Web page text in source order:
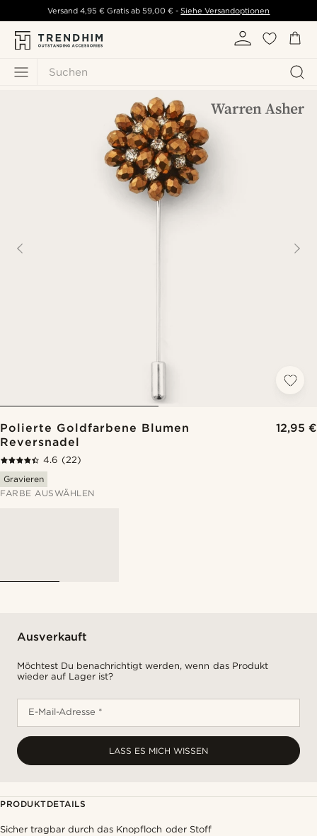
Suchen
Versand 4,95 € Gratis ab 59,00 € - Siehe Versandoptionen
Polierte Goldfarbene Blumen
Reversnadel
12,95 €
4.6 (22)
Gravieren
FARBE AUSWÄHLEN
Ausverkauft
Möchtest Du benachrichtigt werden, wenn das Produkt
wieder auf Lager ist?
E-Mail-Adresse *
LASS ES MICH WISSEN
PRODUKTDETAILS
Sicher tragbar durch das Knopfloch oder Stoff